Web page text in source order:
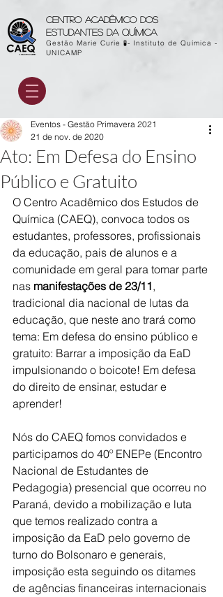
Centro acadêmico dos
estudantes da química
Gestão Marie Curie 🧪- Instituto de Química -
UNICAMP
Ato: Em Defesa do Ensino
Público e Gratuito
Eventos - Gestão Primavera 2021
21 de nov. de 2020
O Centro Acadêmico dos Estudos de
Química (CAEQ), convoca todos os
estudantes, professores, profissionais
da educação, pais de alunos e a
comunidade em geral para tomar parte
nas manifestações de 23/11,
tradicional dia nacional de lutas da
educação, que neste ano trará como
tema: Em defesa do ensino público e
gratuito: Barrar a imposição da EaD
impulsionando o boicote! Em defesa
do direito de ensinar, estudar e
aprender!
Nós do CAEQ fomos convidados e
participamos do 40º ENEPe (Encontro
Nacional de Estudantes de
Pedagogia) presencial que ocorreu no
Paraná, devido a mobilização e luta
que temos realizado contra a
imposição da EaD pelo governo de
turno do Bolsonaro e generais,
imposição esta seguindo os ditames
de agências financeiras internacionais